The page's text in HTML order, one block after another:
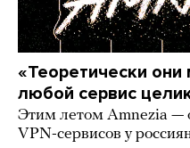
«Теоретически они
любой сервис
Этим летом Amnezia —
VPN-сервисов у